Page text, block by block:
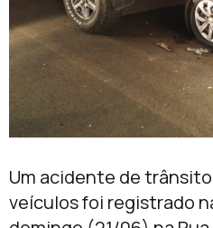
Um acidente de
veículos foi registrado